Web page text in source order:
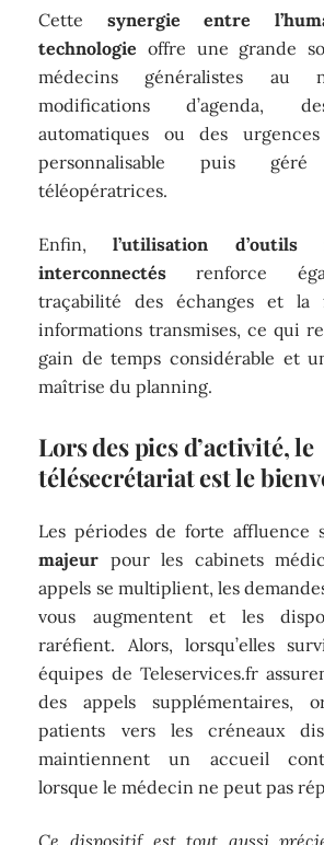
Cette synergie entre
technologieoffre une grande
médecins généralistes au
modifications d’agenda,
automatiques ou des
personnalisable puis
téléopératrices.
Enfin,l’utilisation d’outils
interconnectés renforce
traçabilité des échanges et la
informations transmises, ce qui
gain de temps considérable et
maîtrise du planning.
Lors des pics d’activité, le
télésecrétariat est le
Les périodes de forte affluence
majeur pour les cabinets
appels se multiplient, les
vous augmentent et les
raréfient. Alors, lorsqu’elles
équipes de Teleservices.fr
des appels supplémentaires,
patients vers les créneaux
maintiennent un accueil
lorsque le médecin ne peut pas
Ce dispositif est tout aussi